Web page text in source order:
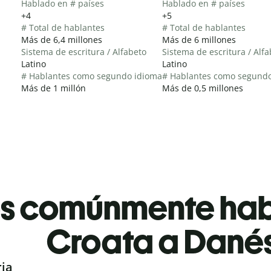
Hablado en # países
+4
# Total de hablantes
Más de 6,4 millones
Sistema de escritura / Alfabeto
Latino
# Hablantes como segundo idioma
Más de 1 millón
Hablado en # países
+5
# Total de hablantes
Más de 6 millones
Sistema de escritura /
Latino
# Hablantes como
Más de 0,5 millones
comúnmente
Croata a